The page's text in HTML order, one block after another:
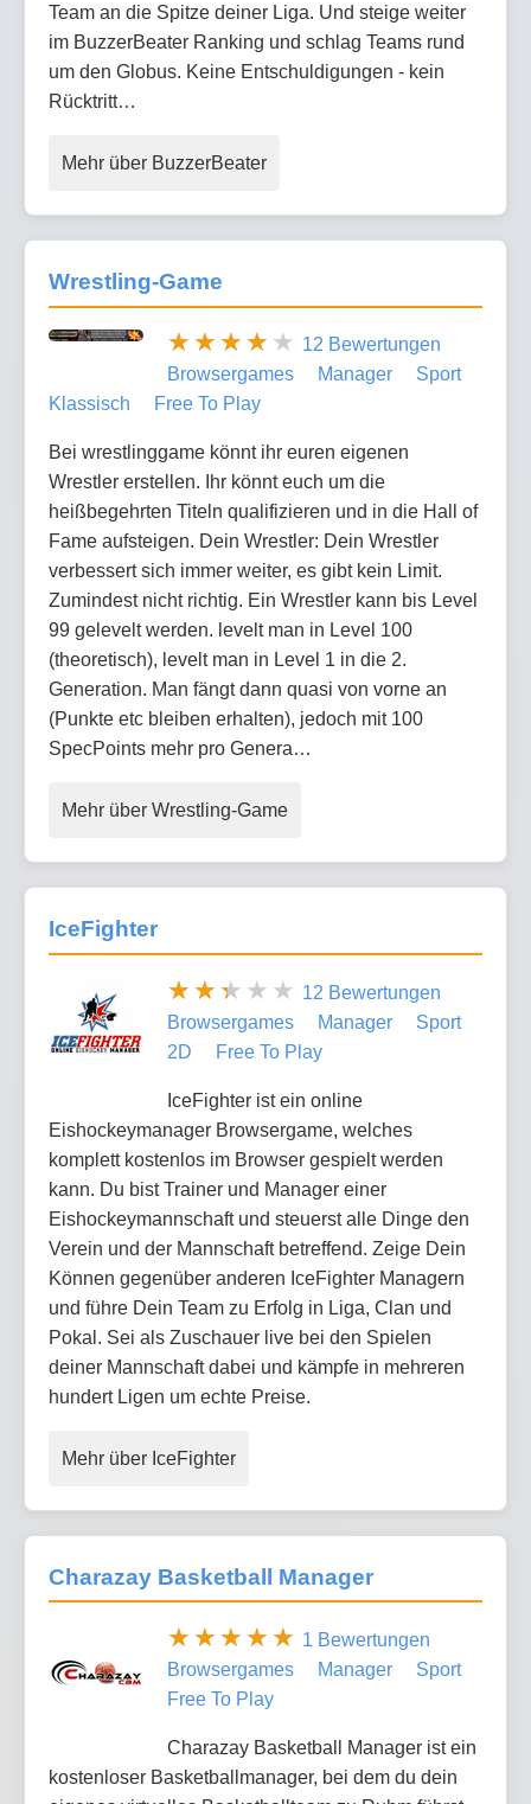
Team an die Spitze deiner Liga. Und steige weiter
im BuzzerBeater Ranking und schlag Teams rund
um den Globus. Keine Entschuldigungen - kein
Rücktritt…
Mehr über BuzzerBeater
Wrestling-Game
12 Bewertungen
Browsergames
Manager
Sport
Klassisch
Free To Play
Bei wrestlinggame könnt ihr euren eigenen
Wrestler erstellen. Ihr könnt euch um die
heißbegehrten Titeln qualifizieren und in die Hall of
Fame aufsteigen. Dein Wrestler: Dein Wrestler
verbessert sich immer weiter, es gibt kein Limit.
Zumindest nicht richtig. Ein Wrestler kann bis Level
99 gelevelt werden. levelt man in Level 100
(theoretisch), levelt man in Level 1 in die 2.
Generation. Man fängt dann quasi von vorne an
(Punkte etc bleiben erhalten), jedoch mit 100
SpecPoints mehr pro Genera…
Mehr über Wrestling-Game
IceFighter
12 Bewertungen
Browsergames
Manager
Sport
2D
Free To Play
IceFighter ist ein online
Eishockeymanager Browsergame, welches
komplett kostenlos im Browser gespielt werden
kann. Du bist Trainer und Manager einer
Eishockeymannschaft und steuerst alle Dinge den
Verein und der Mannschaft betreffend. Zeige Dein
Können gegenüber anderen IceFighter Managern
und führe Dein Team zu Erfolg in Liga, Clan und
Pokal. Sei als Zuschauer live bei den Spielen
deiner Mannschaft dabei und kämpfe in mehreren
hundert Ligen um echte Preise.
Mehr über IceFighter
Charazay Basketball Manager
1 Bewertungen
Browsergames
Manager
Sport
Free To Play
Charazay Basketball Manager ist ein
kostenloser Basketballmanager, bei dem du dein